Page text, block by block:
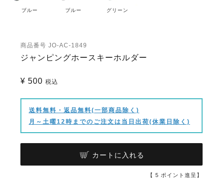
ブルー ブルー グリーン
商品番号 JO-AC-1849
ジャンピングホースキーホルダー
¥ 500 税込
送料無料・返品無料(一部商品除く)
月～土曜12時までのご注文は当日出荷(休業日除く)
カートに入れる
【 5 ポイント進呈】